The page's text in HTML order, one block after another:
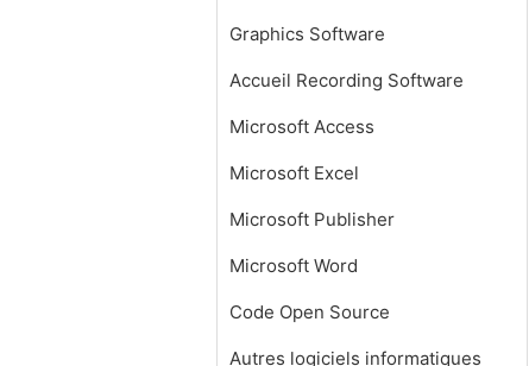
Graphics Software
Accueil Recording Software
Microsoft Access
Microsoft Excel
Microsoft Publisher
Microsoft Word
Code Open Source
Autres logiciels informatiques